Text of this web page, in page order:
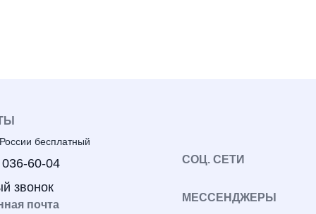
бесплатный
60-04
звонок
почта
СОЦ. СЕТИ
МЕССЕНДЖЕРЫ